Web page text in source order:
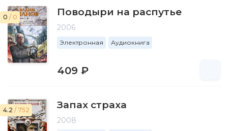
0 / 0 Поводыри на распутье
2006
Электронная Аудиокнига
409 ₽
4.2 / 752 Запах страха
2008